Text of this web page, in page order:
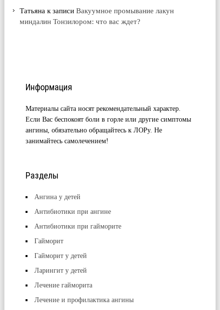
Татьяна к записиВакуумное промывание лакун
миндалин Тонзилором: что вас ждет?
Информация
Материалы сайта носят рекомендательный характер.
Если Вас беспокоят боли в горле или другие симптомы
ангины, обязательно обращайтесь к ЛОРу. Не
занимайтесь самолечением!
Разделы
Ангина у детей
Антибиотики при ангине
Антибиотики при гайморите
Гайморит
Гайморит у детей
Ларингит у детей
Лечение гайморита
Лечение и профилактика ангины